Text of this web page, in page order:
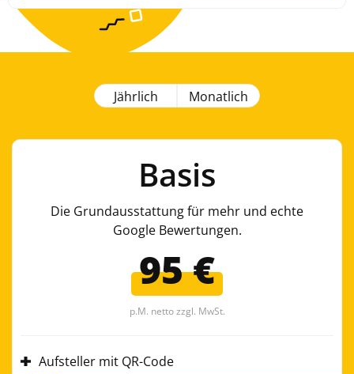
Jährlich Monatlich
Basis
Die Grundausstattung für mehr und echte
Google Bewertungen.
95 €
p.M. netto zzgl. MwSt.
Aufsteller mit QR-Code